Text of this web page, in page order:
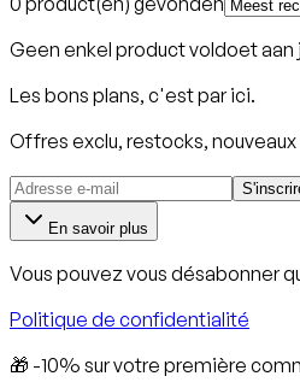
Geen enkel product voldoet aan
Les bons plans, c'est par ici.
Offres exclu, restocks,
En savoir plus
Vous pouvez vous désabonner
Politique de confidentialité
🎁 -10% sur votre première